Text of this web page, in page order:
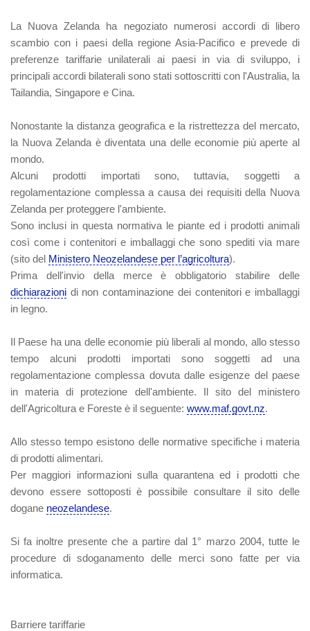
La Nuova Zelanda ha negoziato numerosi accordi di libero
scambio con i paesi della regione Asia-Pacifico e prevede di
preferenze tariffarie unilaterali ai paesi in via di sviluppo, i
principali accordi bilaterali sono stati sottoscritti con l'Australia, la
Tailandia, Singapore e Cina.
Nonostante la distanza geografica e la ristrettezza del mercato,
la Nuova Zelanda è diventata una delle economie più aperte al
mondo.
Alcuni prodotti importati sono, tuttavia, soggetti a
regolamentazione complessa a causa dei requisiti della Nuova
Zelanda per proteggere l'ambiente.
Sono inclusi in questa normativa le piante ed i prodotti animali
così come i contenitori e imballaggi che sono spediti via mare
(sito del Ministero Neozelandese per l’agricoltura).
Prima dell'invio della merce è obbligatorio stabilire delle
dichiarazioni di non contaminazione dei contenitori e imballaggi
in legno.
Il Paese ha una delle economie più liberali al mondo, allo stesso
tempo alcuni prodotti importati sono soggetti ad una
regolamentazione complessa dovuta dalle esigenze del paese
in materia di protezione dell'ambiente. Il sito del ministero
dell'Agricoltura e Foreste è il seguente: www.maf.govt.nz.
Allo stesso tempo esistono delle normative specifiche i materia
di prodotti alimentari.
Per maggiori informazioni sulla quarantena ed i prodotti che
devono essere sottoposti è possibile consultare il sito delle
dogane neozelandese.
Si fa inoltre presente che a partire dal 1° marzo 2004, tutte le
procedure di sdoganamento delle merci sono fatte per via
informatica.
Barriere tariffarie